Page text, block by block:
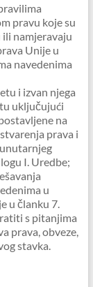
pravu koje su
namjeravaju
Unije u
navedenima
i izvan njega
uključujući
na
prava i
I. Uredbe;
u
u članku 7.
s pitanjima
prava, obveze,
stavka.